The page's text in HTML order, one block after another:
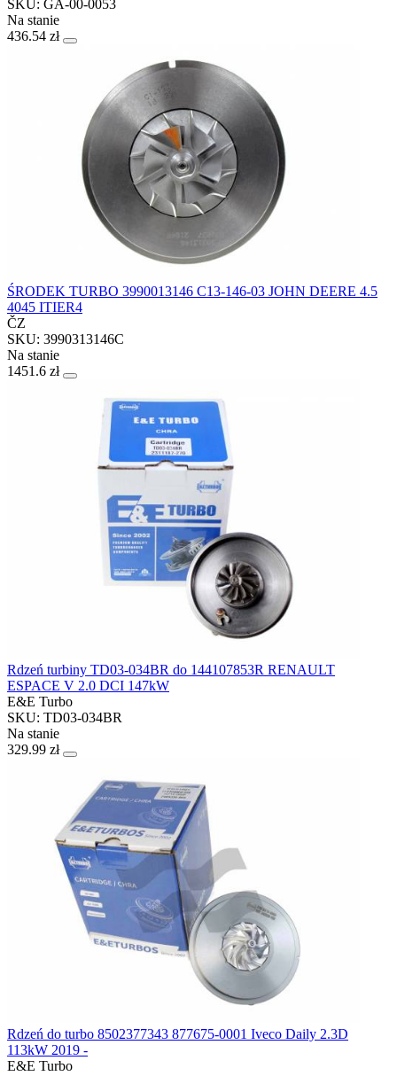
SKU: GA-00-0053
Na stanie
436.54 zł
ŚRODEK TURBO 3990013146 C13-146-03 JOHN DEERE 4.5
4045 ITIER4
ČZ
SKU: 3990313146C
Na stanie
1451.6 zł
Rdzeń turbiny TD03-034BR do 144107853R RENAULT
ESPACE V 2.0 DCI 147kW
E&E Turbo
SKU: TD03-034BR
Na stanie
329.99 zł
Rdzeń do turbo 8502377343 877675-0001 Iveco Daily 2.3D
113kW 2019 -
E&E Turbo